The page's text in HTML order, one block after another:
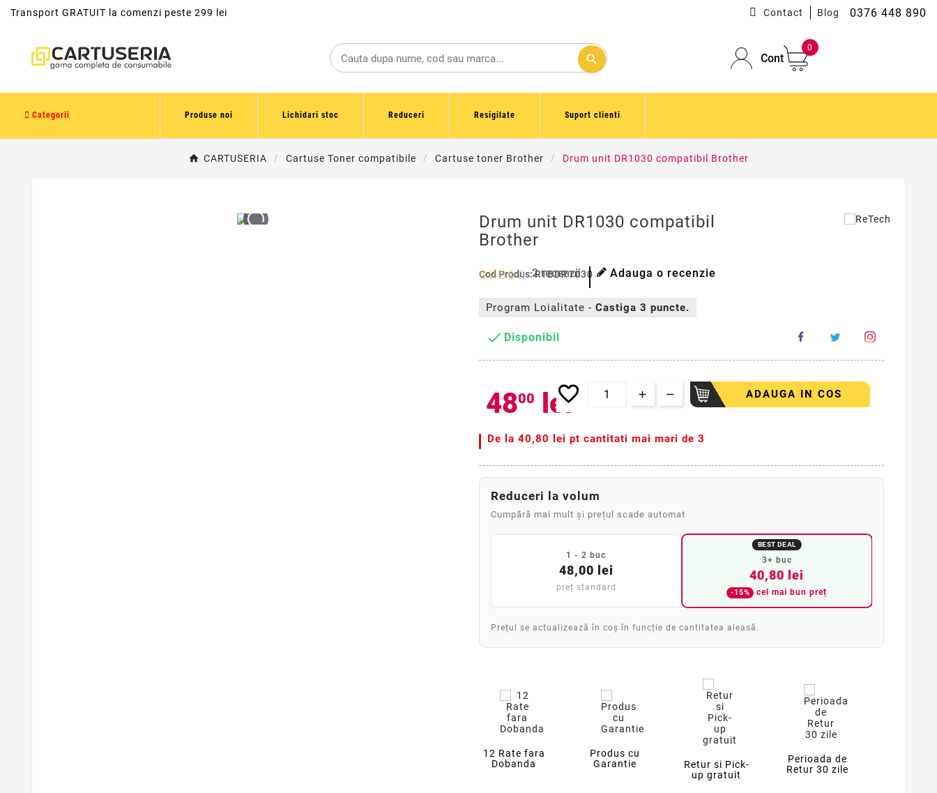
0376 448 890
Transport GRATUIT la comenzi peste 299 lei Contact Blog
search Cont
0
Categorii Produse noi Lichidari stoc Reduceri Resigilate Suport clienti
CARTUSERIA Cartuse Toner compatibile Cartuse toner Brother Drum unit DR1030 compatibil Brother
Drum unit DR1030 compatibil
Brother
Cod Produs:RTBDR1030
2recenzii Adauga o recenzie
Program Loialitate - Castiga 3 puncte.
 Disponibil
4800 lei
favorite_border ADAUGA IN COS
De la 40,80 lei pt cantitati mai mari de 3
Reduceri la volum
Cumpără mai mult și prețul scade automat
1 - 2 buc
48,00 lei
preț standard
BEST DEAL
3+ buc
40,80 lei
-15% cel mai bun preț
Prețul se actualizează în coș în funcție de cantitatea aleasă.
12 Rate fara
Dobanda
Produs cu
Garantie
Retur si Pick-
up gratuit
Perioada de
Retur 30 zile